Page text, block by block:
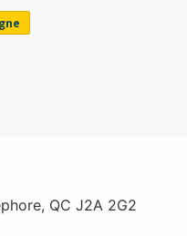
QC J2A 2G2